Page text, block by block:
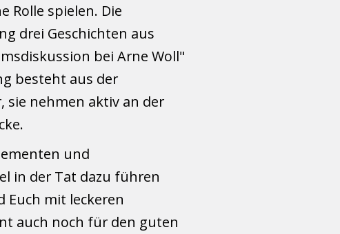
Rolle spielen. Die
drei Geschichten aus
bei Arne Woll"
besteht aus der
sie nehmen aktiv an der
und
in der Tat dazu führen
Euch mit leckeren
auch noch für den guten